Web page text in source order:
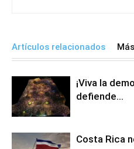
Artículos relacionados
¡Viva la
defiende…
Costa Rica